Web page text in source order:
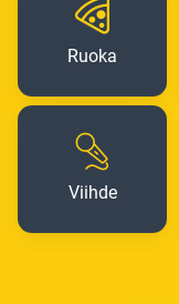
Ruoka
Viihde